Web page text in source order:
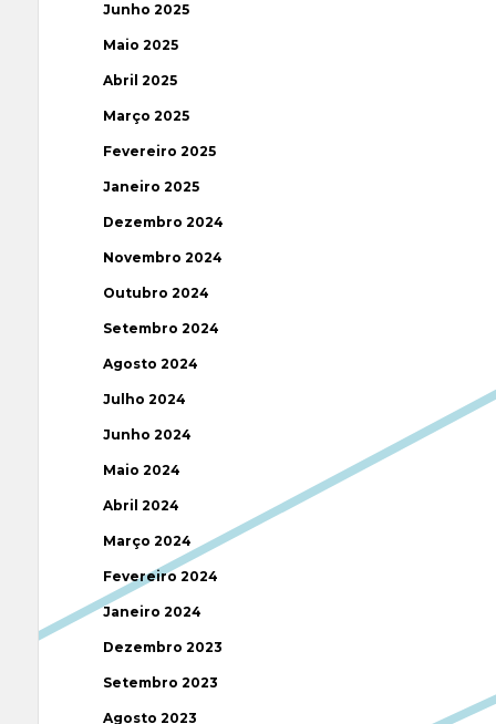
Junho 2025
Maio 2025
Abril 2025
Março 2025
Fevereiro 2025
Janeiro 2025
Dezembro 2024
Novembro 2024
Outubro 2024
Setembro 2024
Agosto 2024
Julho 2024
Junho 2024
Maio 2024
Abril 2024
Março 2024
Fevereiro 2024
Janeiro 2024
Dezembro 2023
Setembro 2023
Agosto 2023